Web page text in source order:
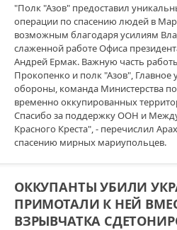
"Полк "Азов" предоставил
операции по спасению людей в
возможным благодаря усилиям
слаженной работе Офиса
Андрей Ермак. Важную часть
Прокопенко и полк "Азов", Главное
обороны, команда Министерства
временно оккупированных
Спасибо за поддержку ООН и
Красного Креста", - перечислил
спасению мирных мариупольцев.
ОККУПАНТЫ УБИЛИ
ПРИМОТАЛИ К НЕЙ
ВЗРЫВЧАТКА